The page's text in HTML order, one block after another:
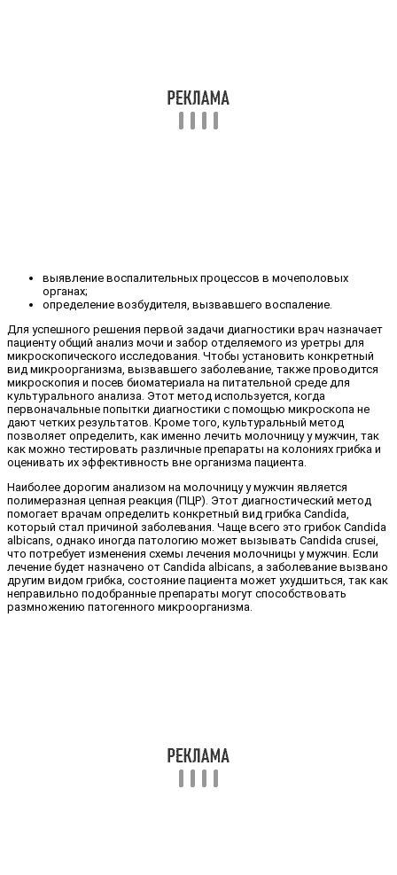
выявление воспалительных процессов в мочеполовых
органах;
определение возбудителя, вызвавшего воспаление.
Для успешного решения первой задачи диагностики врач назначает
пациенту общий анализ мочи и забор отделяемого из уретры для
микроскопического исследования. Чтобы установить конкретный
вид микроорганизма, вызвавшего заболевание, также проводится
микроскопия и посев биоматериала на питательной среде для
культурального анализа. Этот метод используется, когда
первоначальные попытки диагностики с помощью микроскопа не
дают четких результатов. Кроме того, культуральный метод
позволяет определить, как именно лечить молочницу у мужчин, так
как можно тестировать различные препараты на колониях грибка и
оценивать их эффективность вне организма пациента.
Наиболее дорогим анализом на молочницу у мужчин является
полимеразная цепная реакция (ПЦР). Этот диагностический метод
помогает врачам определить конкретный вид грибка Candida,
который стал причиной заболевания. Чаще всего это грибок Candida
albicans, однако иногда патологию может вызывать Candida crusei,
что потребует изменения схемы лечения молочницы у мужчин. Если
лечение будет назначено от Candida albicans, а заболевание вызвано
другим видом грибка, состояние пациента может ухудшиться, так как
неправильно подобранные препараты могут способствовать
размножению патогенного микроорганизма.